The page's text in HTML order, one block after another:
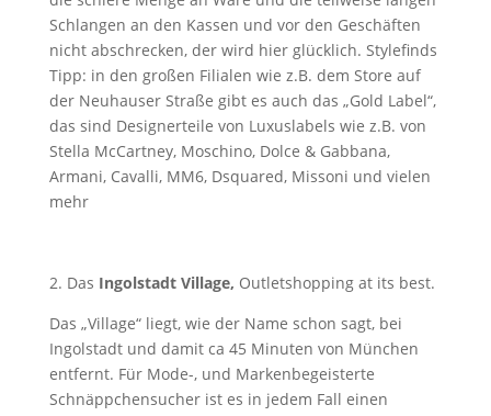
Schlangen an den Kassen und vor den Geschäften
nicht abschrecken, der wird hier glücklich. Stylefinds
Tipp: in den großen Filialen wie z.B. dem Store auf
der Neuhauser Straße gibt es auch das „Gold Label“,
das sind Designerteile von Luxuslabels wie z.B. von
Stella McCartney, Moschino, Dolce & Gabbana,
Armani, Cavalli, MM6, Dsquared, Missoni und vielen
mehr
2. Das Ingolstadt Village, Outletshopping at its best.
Das „Village“ liegt, wie der Name schon sagt, bei
Ingolstadt und damit ca 45 Minuten von München
entfernt. Für Mode-, und Markenbegeisterte
Schnäppchensucher ist es in jedem Fall einen